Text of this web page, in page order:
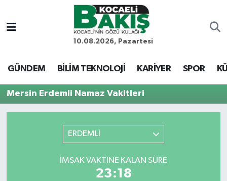
10.08.2026, Pazartesi
GÜNDEM BİLİM TEKNOLOJİ KARİYER SPOR
Mersin Erdemli Namaz Vakitleri
ERDEMLİ
İMSAK VAKTINE KALAN SÜRE
23:18
Kocaeli Nöbetçi Eczaneler
Kocaeli Hava Durumu
Kocaeli Trafik Yoğunluk Haritası
Tüm Manşetler
Son Dakika Haberleri